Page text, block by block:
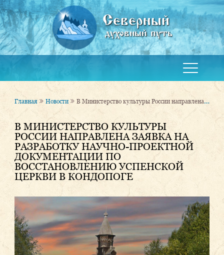
Северный
духовный путь
Главная Новости В Министерство культуры России направлена заявка на разработку научно-проектной документации по восстановлению Успенской церкви в Кондопоге
В МИНИСТЕРСТВО КУЛЬТУРЫ
РОССИИ НАПРАВЛЕНА ЗАЯВКА НА
РАЗРАБОТКУ НАУЧНО-ПРОЕКТНОЙ
ДОКУМЕНТАЦИИ ПО
ВОССТАНОВЛЕНИЮ УСПЕНСКОЙ
ЦЕРКВИ В КОНДОПОГЕ